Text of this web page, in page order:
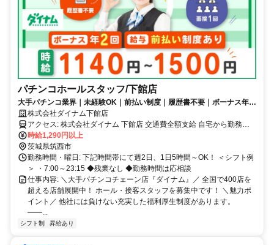
パチンコホールスタッフ/下館店
大手パチンコ業界｜未経験OK｜前払い制度｜履歴書不要｜ボーナス年2
回｜インセンティブあり
株式会社ダイナム下館店
アクセス: 株式会社ダイナム 下館店 交通費全額支給 自宅から勤務場
所まで2Km以上 車･バイク通勤OK
時給1,290円以上
茨城県筑西市
勤務時間・曜日: 下記時間帯にて週2日、1日5時間～OK！ ＜シフト例
＞ ・7:00～23:15 ◆残業なし ◆勤務時間は応相談
仕事内容: ＼大手パチンコチェーン店『ダイナム』／ 全国で400店を
超える店舗展開中！ ホール・接客スタッフを募集中です！ ＼魅力ポ
イント／ 他社には負けない充実した福利厚生制度があります。
━━...
シフト制 昇給あり